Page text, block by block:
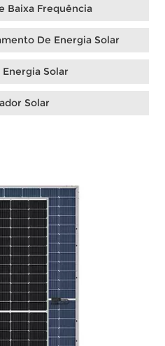
Baixa Frequência
De Energia Solar
Solar
Solar